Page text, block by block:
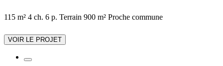
115 m² 4 ch. 6 p. Terrain 900 m² Proche commune
VOIR LE PROJET